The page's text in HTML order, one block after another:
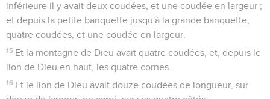
inférieure il y avait deux coudées, et une coudée en largeur ;
et depuis la petite banquette jusqu'à la grande banquette,
quatre coudées, et une coudée en largeur.
15 Et la montagne de Dieu avait quatre coudées, et, depuis le
lion de Dieu en haut, les quatre cornes.
16 Et le lion de Dieu avait douze coudées de longueur, sur